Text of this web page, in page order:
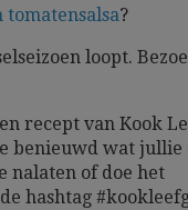
tomatensalsa?
loopt.
recept van Kook
benieuwd wat jullie
nalaten of doe het
hashtag